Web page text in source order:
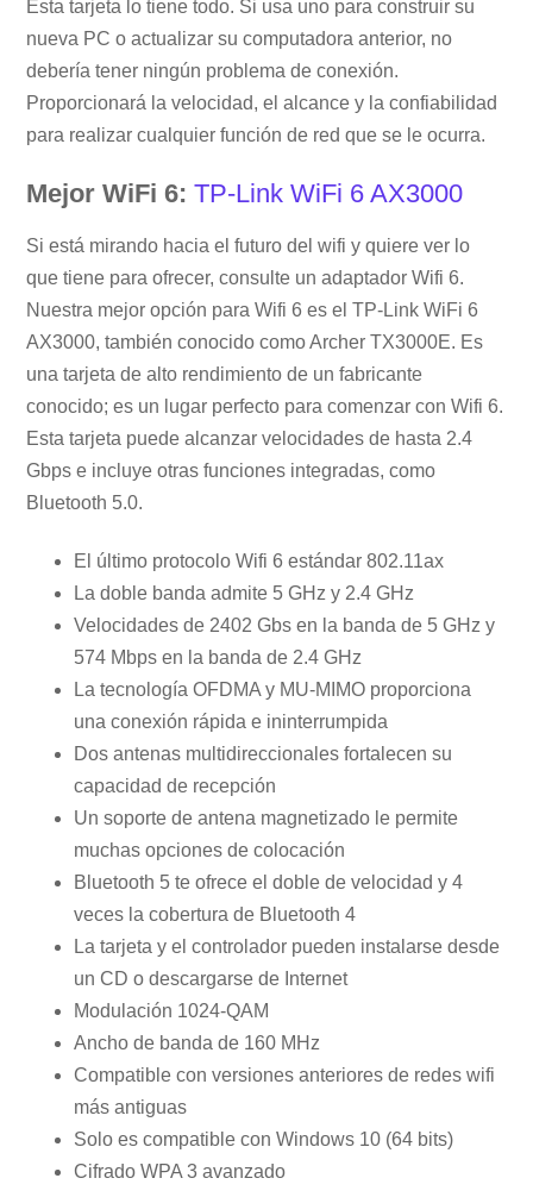
Esta tarjeta lo tiene todo. Si usa uno para construir su
nueva PC o actualizar su computadora anterior, no
debería tener ningún problema de conexión.
Proporcionará la velocidad, el alcance y la confiabilidad
para realizar cualquier función de red que se le ocurra.
Mejor WiFi 6:TP-Link WiFi 6 AX3000
Si está mirando hacia el futuro del wifi y quiere ver lo
que tiene para ofrecer, consulte un adaptador Wifi 6.
Nuestra mejor opción para Wifi 6 es el TP-Link WiFi 6
AX3000, también conocido como Archer TX3000E. Es
una tarjeta de alto rendimiento de un fabricante
conocido; es un lugar perfecto para comenzar con Wifi 6.
Esta tarjeta puede alcanzar velocidades de hasta 2.4
Gbps e incluye otras funciones integradas, como
Bluetooth 5.0.
El último protocolo Wifi 6 estándar 802.11ax
La doble banda admite 5 GHz y 2.4 GHz
Velocidades de 2402 Gbs en la banda de 5 GHz y
574 Mbps en la banda de 2.4 GHz
La tecnología OFDMA y MU-MIMO proporciona
una conexión rápida e ininterrumpida
Dos antenas multidireccionales fortalecen su
capacidad de recepción
Un soporte de antena magnetizado le permite
muchas opciones de colocación
Bluetooth 5 te ofrece el doble de velocidad y 4
veces la cobertura de Bluetooth 4
La tarjeta y el controlador pueden instalarse desde
un CD o descargarse de Internet
Modulación 1024-QAM
Ancho de banda de 160 MHz
Compatible con versiones anteriores de redes wifi
más antiguas
Solo es compatible con Windows 10 (64 bits)
Cifrado WPA 3 avanzado